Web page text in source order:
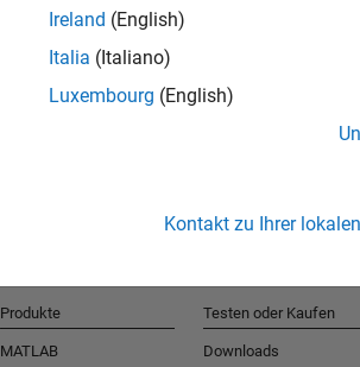
Ireland (English)
Italia (Italiano)
Luxembourg (English)
Kontakt zu Ihrer
Produkte
MATLAB
Testen oder Kaufen
Downloads